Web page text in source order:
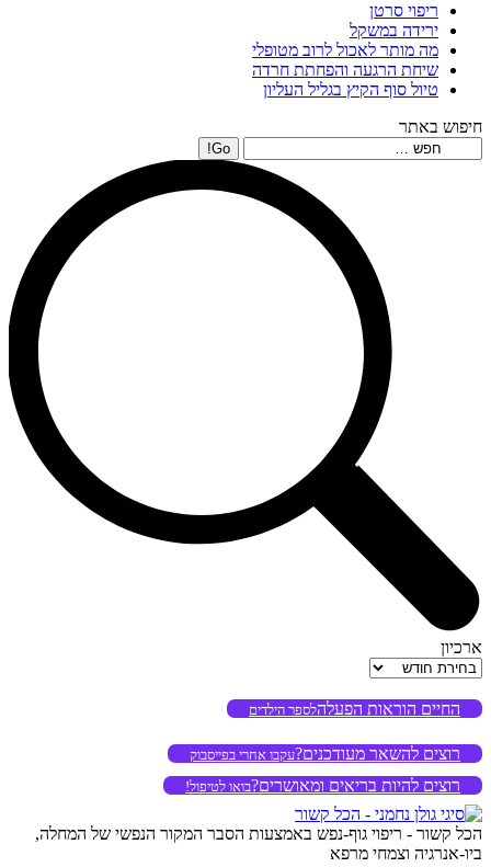
ריפוי סרטן
ירידה במשקל
מה מותר לאכול לרוב מטופלי
שיחת הרגעה והפחתת חרדה
טיול סוף הקיץ בגליל העליון
חיפוש באתר
Search:
ארכיון
ארכיון
החיים הוראות הפעלהלספר הילדים
רוצים להשאר מעודכנים?עקבו אחרי בפייסבוק
רוצים להיות בריאים ומאושרים?בואו לטיפול!
הכל קשור - ריפוי גוף-נפש באמצעות הסבר המקור הנפשי של המחלה,
ביו-אנרגיה וצמחי מרפא